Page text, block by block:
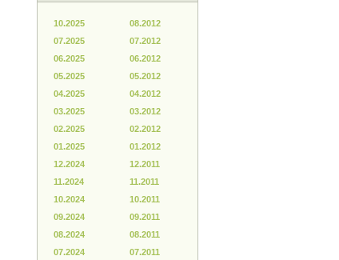
10.2025
07.2025
06.2025
05.2025
04.2025
03.2025
02.2025
01.2025
12.2024
11.2024
10.2024
09.2024
08.2024
07.2024
08.2012
07.2012
06.2012
05.2012
04.2012
03.2012
02.2012
01.2012
12.2011
11.2011
10.2011
09.2011
08.2011
07.2011